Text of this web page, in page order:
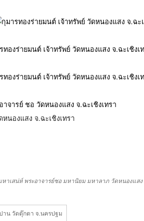
นองแสง จ.ฉะเชิงเทรา
าเสน่ห์ พระอาจารย์ชอ มหานิยม มหาลาภ วัดหนองแสง
น วัดตุ๊กตา จ.นครปฐม